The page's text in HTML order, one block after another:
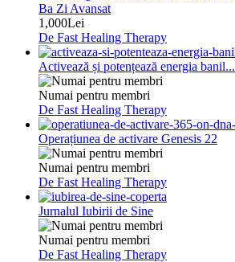
Ba Zi Avansat
1,000Lei
De Fast Healing Therapy
Activează și potențează energia banil...
Numai pentru membri
De Fast Healing Therapy
Operațiunea de activare Genesis 22
Numai pentru membri
De Fast Healing Therapy
Jurnalul Iubirii de Sine
Numai pentru membri
De Fast Healing Therapy